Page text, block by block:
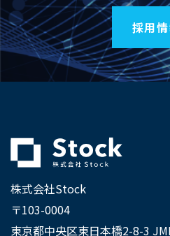
採用
株式会社Stock
〒103-0004
東京都中央区東日本橋2-8-3